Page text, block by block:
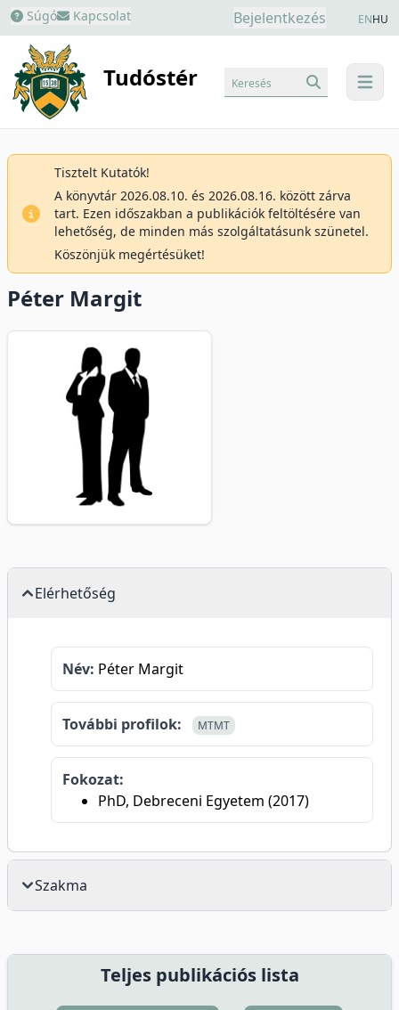
Súgó Kapcsolat Bejelentkezés ENHU
Tudóstér menu
Keresés
Tisztelt Kutatók!
A könyvtár 2026.08.10. és 2026.08.16. között zárva
tart. Ezen időszakban a publikációk feltöltésére van
lehetőség, de minden más szolgáltatásunk szünetel.
Köszönjük megértésüket!
Péter Margit
Elérhetőség
Név: Péter Margit
További profilok: MTMT
Fokozat:
PhD, Debreceni Egyetem (2017)
Szakma
Teljes publikációs lista